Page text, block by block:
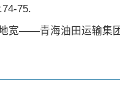
75.
宽——青海油田运输集